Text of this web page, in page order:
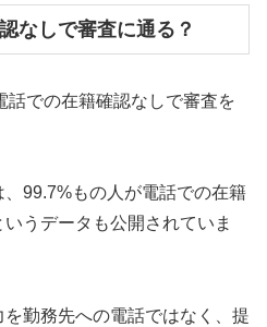
なしで審査に通る？
話での在籍確認なしで審査を
99.7%もの人が電話での在籍
うデータも公開されていま
勤務先への電話ではなく、提